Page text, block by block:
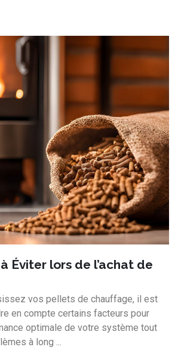
Éviter lors de l’achat de
vos pellets de chauffage, il est
en compte certains facteurs pour
optimale de votre système tout
à long ...